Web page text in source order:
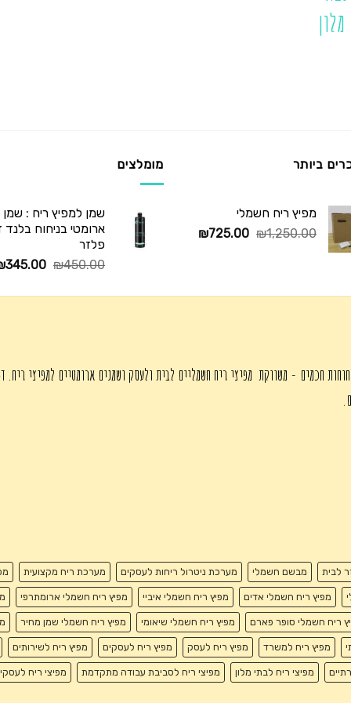
מלון
ביותר
מפיץ ריח חשמלי
₪1,250.00
המחיר
₪725.00
המחיר
מומלצים
שמן למפיץ ריח : שמן
ארומטי בניחוח בלנד
פלזר
₪450.00
המחיר
היה:
345.00
חכמים - משווקת מפיצי ריח חשמליים לבית ולעסק ושמנים ארומטיים למפיצי ריח.
לבית מבשם חשמלי מערכת ניטרול ריחות לעסקים מערכת ריח מקצועית
מפיץ ריח חשמלי אדים מפיץ ריח חשמלי איביי מפיץ ריח חשמלי ארומתרפי
ריח חשמלי סופר פארם מפיץ ריח חשמלי שיאומי מפיץ ריח חשמלי שמן מחיר
מפיץ ריח למשרד מפיץ ריח לעסק מפיץ ריח לעסקים מפיץ ריח לשירותים
מפיצי ריח לבתי מלון מפיצי ריח לסביבת עבודה מתקדמת מפיצי ריח